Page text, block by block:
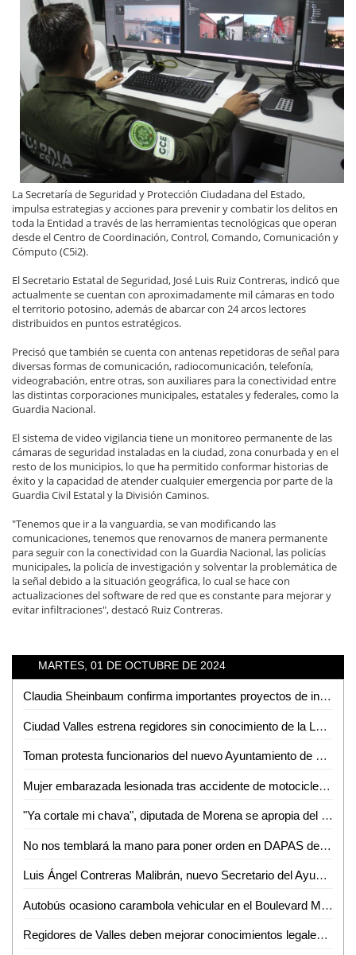
La Secretaría de Seguridad y Protección Ciudadana del Estado,
impulsa estrategias y acciones para prevenir y combatir los delitos en
toda la Entidad a través de las herramientas tecnológicas que operan
desde el Centro de Coordinación, Control, Comando, Comunicación y
Cómputo (C5i2).
El Secretario Estatal de Seguridad, José Luis Ruiz Contreras, indicó que
actualmente se cuentan con aproximadamente mil cámaras en todo
el territorio potosino, además de abarcar con 24 arcos lectores
distribuidos en puntos estratégicos.
Precisó que también se cuenta con antenas repetidoras de señal para
diversas formas de comunicación, radiocomunicación, telefonía,
videograbación, entre otras, son auxiliares para la conectividad entre
las distintas corporaciones municipales, estatales y federales, como la
Guardia Nacional.
El sistema de video vigilancia tiene un monitoreo permanente de las
cámaras de seguridad instaladas en la ciudad, zona conurbada y en el
resto de los municipios, lo que ha permitido conformar historias de
éxito y la capacidad de atender cualquier emergencia por parte de la
Guardia Civil Estatal y la División Caminos.
"Tenemos que ir a la vanguardia, se van modificando las
comunicaciones, tenemos que renovarnos de manera permanente
para seguir con la conectividad con la Guardia Nacional, las policías
municipales, la policía de investigación y solventar la problemática de
la señal debido a la situación geográfica, lo cual se hace con
actualizaciones del software de red que es constante para mejorar y
evitar infiltraciones", destacó Ruiz Contreras.
MARTES, 01 DE OCTUBRE DE 2024
Claudia Sheinbaum confirma importantes proyectos de infraestructura para SLP y la Huasteca
Ciudad Valles estrena regidores sin conocimiento de la Ley; prometen estudiarla
Toman protesta funcionarios del nuevo Ayuntamiento de Ciudad Valles
Mujer embarazada lesionada tras accidente de motocicleta en Boulevard México - Laredo
"Ya cortale mi chava", diputada de Morena se apropia del podio en evento de David Medina
No nos temblará la mano para poner orden en DAPAS de Ciudad Valles: Nancy Jeanime
Luis Ángel Contreras Malibrán, nuevo Secretario del Ayuntamiento de Ciudad Valles
Autobús ocasiono carambola vehicular en el Boulevard México - Laredo
Regidores de Valles deben mejorar conocimientos legales: Norberto Orozco del Ángel